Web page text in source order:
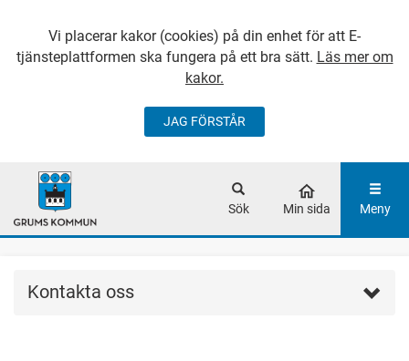
Vi placerar kakor (cookies) på din enhet för att E-
tjänsteplattformen ska fungera på ett bra sätt. Läs mer om
kakor.
JAG FÖRSTÅR
GÅ DIREKT TILL
Sök Min sida Meny
Kontakta oss